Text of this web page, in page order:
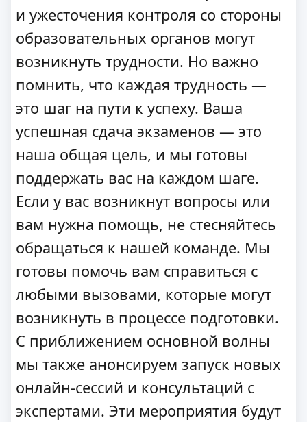
и ужесточения контроля со стороны
образовательных органов могут
возникнуть трудности. Но важно
помнить, что каждая трудность —
это шаг на пути к успеху. Ваша
успешная сдача экзаменов — это
наша общая цель, и мы готовы
поддержать вас на каждом шаге.
Если у вас возникнут вопросы или
вам нужна помощь, не стесняйтесь
обращаться к нашей команде. Мы
готовы помочь вам справиться с
любыми вызовами, которые могут
возникнуть в процессе подготовки.
С приближением основной волны
мы также анонсируем запуск новых
онлайн-сессий и консультаций с
экспертами. Эти мероприятия будут